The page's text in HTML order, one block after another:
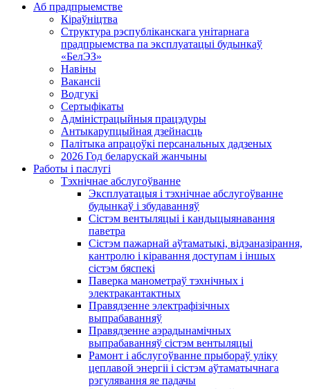
Аб прадпрыемстве
Кіраўніцтва
Структура рэспубліканскага унітарнага
прадпрыемства па эксплуатацыі будынкаў
«БелЭЗ»
Навіны
Вакансіі
Водгукі
Сертыфікаты
Адміністрацыйныя працэдуры
Антыкарупцыйная дзейнасць
Палітыка апрацоўкі персанальных дадзеных
2026 Год беларускай жанчыны
Работы і паслугі
Тэхнічнае абслугоўванне
Эксплуатацыя і тэхнічнае абслугоўванне
будынкаў і збудаванняў
Сістэм вентыляцыі і кандыцыянавання
паветра
Сістэм пажарнай аўтаматыкі, відэаназірання,
кантролю і кіравання доступам і іншых
сістэм бяспекі
Паверка манометраў тэхнічных і
электракантактных
Правядзенне электрафізічных
выпрабаванняў
Правядзенне аэрадынамічных
выпрабаванняў сістэм вентыляцыі
Рамонт і абслугоўванне прыбораў уліку
цеплавой энергіі і сістэм аўтаматычнага
рэгулявання яе падачы